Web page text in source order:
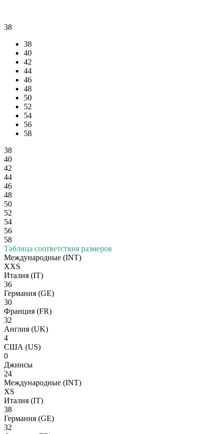
38
38
40
42
44
46
48
50
52
54
56
58
38
40
42
44
46
48
50
52
54
56
58
Таблица соответствия размеров
Международные (INT)
XXS
Италия (IT)
36
Германия (GE)
30
Франция (FR)
32
Англия (UK)
4
США (US)
0
Джинсы
24
Международные (INT)
XS
Италия (IT)
38
Германия (GE)
32